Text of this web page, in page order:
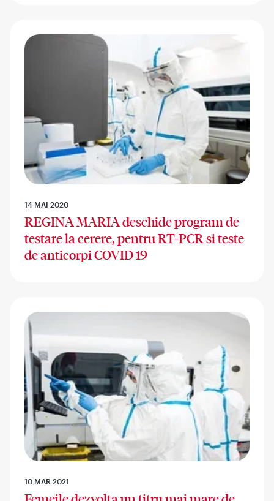
14 MAI 2020
REGINA MARIA deschide program de
testare la cerere, pentru RT-PCR si teste
de anticorpi COVID 19
10 MAR 2021